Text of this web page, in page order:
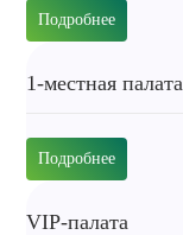
Подробнее
1-местная палата
Подробнее
VIP-палата